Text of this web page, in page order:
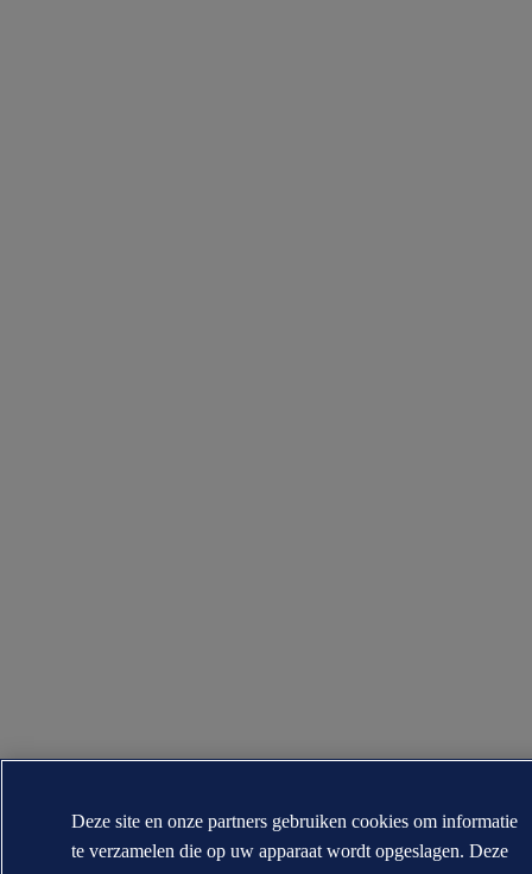
Deze site en onze partners gebruiken cookies om informatie
te verzamelen die op uw apparaat wordt opgeslagen. Deze